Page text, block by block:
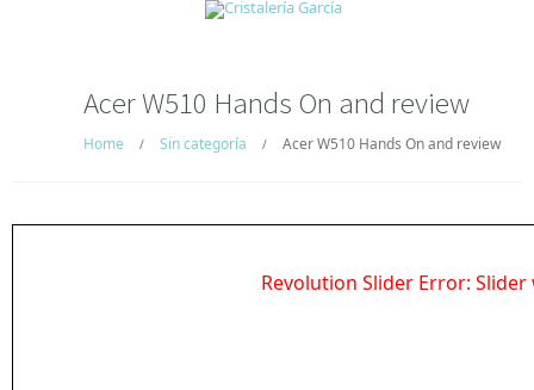
Acer W510 Hands On and review
Home / Sin categoría / Acer W510 Hands On and review
Revolution Slider Error: